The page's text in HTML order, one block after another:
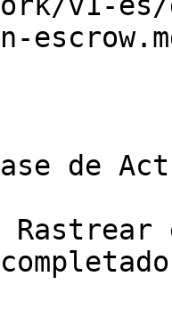
de